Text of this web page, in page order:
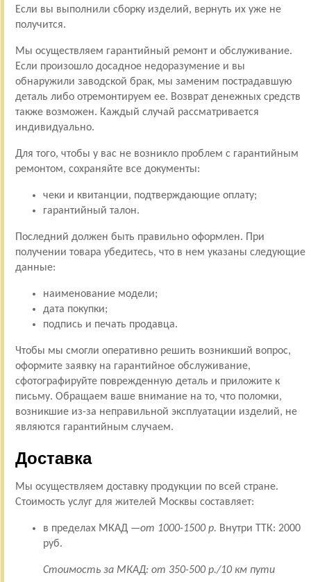
Если вы выполнили сборку изделий, вернуть их уже не
получится.
Мы осуществляем гарантийный ремонт и обслуживание.
Если произошло досадное недоразумение и вы
обнаружили заводской брак, мы заменим пострадавшую
деталь либо отремонтируем ее. Возврат денежных средств
также возможен. Каждый случай рассматривается
индивидуально.
Для того, чтобы у вас не возникло проблем с гарантийным
ремонтом, сохраняйте все документы:
чеки и квитанции, подтверждающие оплату;
гарантийный талон.
Последний должен быть правильно оформлен. При
получении товара убедитесь, что в нем указаны следующие
данные:
наименование модели;
дата покупки;
подпись и печать продавца.
Чтобы мы смогли оперативно решить возникший вопрос,
оформите заявку на гарантийное обслуживание,
сфотографируйте поврежденную деталь и приложите к
письму. Обращаем ваше внимание на то, что поломки,
возникшие из-за неправильной эксплуатации изделий, не
являются гарантийным случаем.
Доставка
Мы осуществляем доставку продукции по всей стране.
Стоимость услуг для жителей Москвы составляет:
в пределах МКАД —от 1000-1500 р. Внутри ТТК: 2000
руб.
Стоимость за МКАД: от 350-500 р./10 км пути